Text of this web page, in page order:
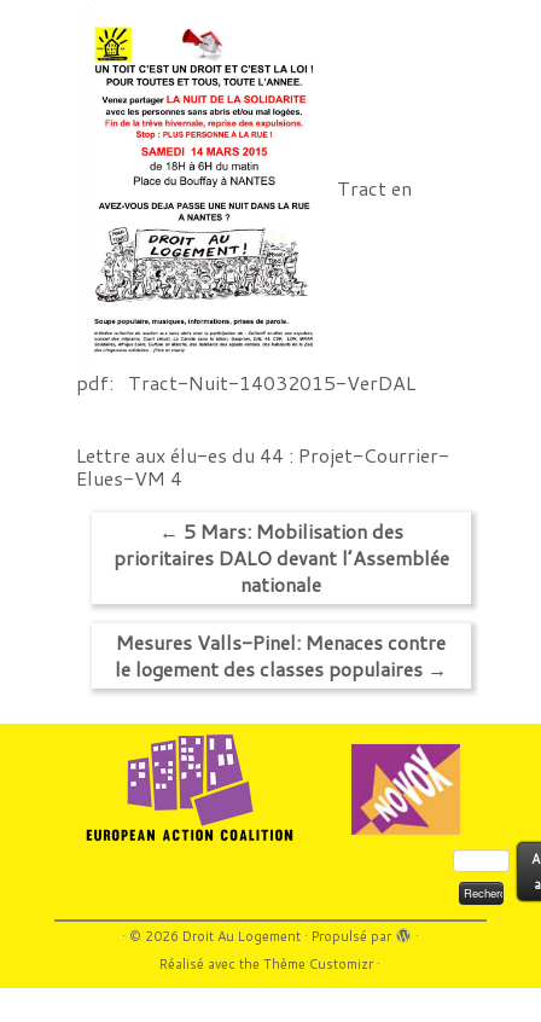
Tract en
pdf: Tract-Nuit-14032015-VerDAL
Lettre aux élu-es du 44 : Projet-Courrier-
Elues-VM 4
← 5 Mars: Mobilisation des
prioritaires DALO devant l’Assemblée
nationale
Mesures Valls-Pinel: Menaces contre
le logement des classes populaires →
Rechercher :
· © 2026 Droit Au Logement· Propulsé par
·
Réalisé avec theThème Customizr·